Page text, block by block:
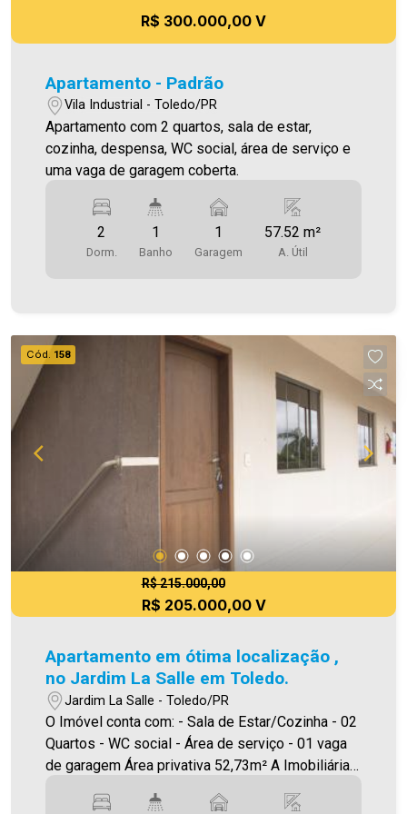
R$ 300.000,00 V
Apartamento - Padrão
Vila Industrial - Toledo/PR
Apartamento com 2 quartos, sala de estar,
cozinha, despensa, WC social, área de serviço e
uma vaga de garagem coberta.
2
Dorm.
1
Banho
1
Garagem
57.52 m²
A. Útil
Cód. 158
R$ 215.000,00
R$ 205.000,00 V
Apartamento em ótima localização ,
no Jardim La Salle em Toledo.
Jardim La Salle - Toledo/PR
O Imóvel conta com: - Sala de Estar/Cozinha - 02
Quartos - WC social - Área de serviço - 01 vaga
de garagem Área privativa 52,73m² A Imobiliária
imóveis administrados da cidade, atuando com